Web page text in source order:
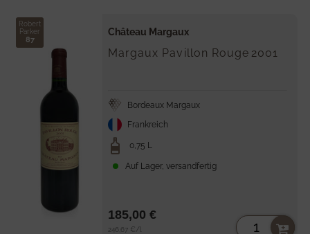
Robert
Parker
87
Château Margaux
Margaux Pavillon Rouge 2001
Bordeaux Margaux
Frankreich
0,75 L
Auf Lager, versandfertig
Stückpreis
246,67 € /
185,00 €